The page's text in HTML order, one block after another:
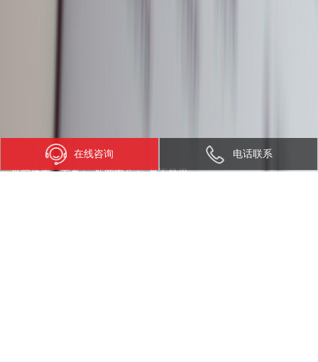
当前位置：首页> 新闻中心> 员工风采
在线咨询 电话联系